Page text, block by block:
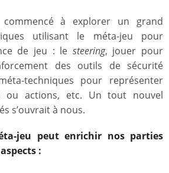
à explorer un grand
utilisant le méta-jeu pour
de jeu : le steering, jouer pour
des outils de sécurité
techniques pour représenter
ou actions, etc. Un tout nouvel
s’ouvrait à nous.
jeu peut enrichir nos parties
: